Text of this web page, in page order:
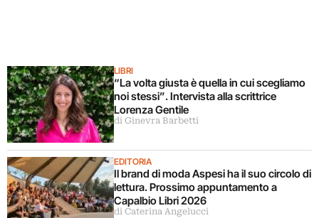
LIBRI
“La volta giusta è quella in cui scegliamo
noi stessi”. Intervista alla scrittrice
Lorenza Gentile
di Ginevra Barbetti
EDITORIA
Il brand di moda Aspesi ha il suo circolo di
lettura. Prossimo appuntamento a
Capalbio Libri 2026
di Caterina Angelucci